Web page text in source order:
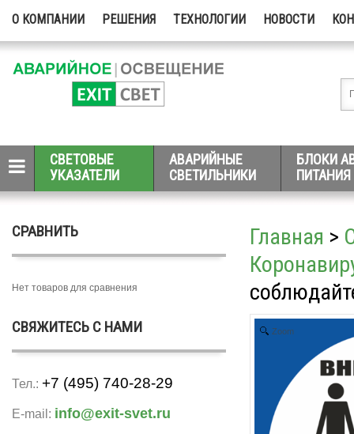
О КОМПАНИИ РЕШЕНИЯ ТЕХНОЛОГИИ НОВОСТИ
СВЕТОВЫЕ
УКАЗАТЕЛИ
АВАРИЙНЫЕ
СВЕТИЛЬНИКИ
БЛОКИ
ПИТАНИЯ
СРАВНИТЬ
Нет товаров для сравнения
СВЯЖИТЕСЬ С НАМИ
Тел.: +7 (495) 740-28-29
E-mail: info@exit-svet.ru
Главная >
Zoom